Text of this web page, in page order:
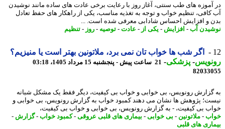
های طب سنتی، آغاز روز با رعایت برخی عادت های ساده مانند نوشیدن
تنظیم خواب و توجه به تغذیه مناسب، یکی از راهکار های حفظ تعادل
و افزایش احساس شادابی معرفی شده است. ...
آب- افزایش -یکی از-عادت-توصیه-روز- تنظیم
اگر شب ها خواب تان نمی برد، ملاتونین بهتر است یا منیزیم؟
-پزشکی-21 ساعت پیش - پنجشنبه 15 مرداد 1405، 03:18
رونویس، بی خوابی و خواب بی کیفیت، دیگر فقط یک مشکل شبانه
پژوهش ها نشان می دهند کمبود خواب به گزارش رونویس، بی خوابی و
بی کیفیت، - به گزارش رونویس، بی خوابی و خواب بی کیفیت،
- ملاتونین-بی خوابی- بیماری های قلبی عروقی -کمبود خواب- گزارش -
های قلبی